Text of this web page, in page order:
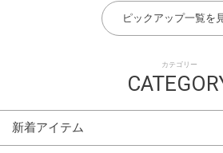
カテゴリー
新着アイテム
ピックアップ一覧を